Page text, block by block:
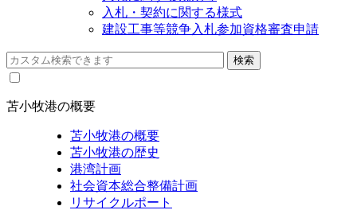
入札・契約に関する様式
建設工事等競争入札参加資格審査申請
苫小牧港の概要
苫小牧港の概要
苫小牧港の歴史
港湾計画
社会資本総合整備計画
リサイクルポート